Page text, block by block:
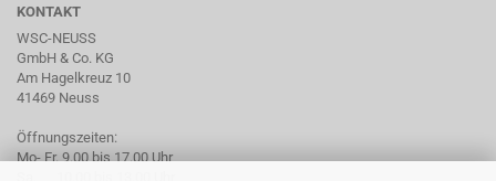
KONTAKT
WSC-NEUSS
GmbH & Co. KG
Am Hagelkreuz 10
41469 Neuss
Öffnungszeiten:
Mo- Fr. 9.00 bis 17.00 Uhr